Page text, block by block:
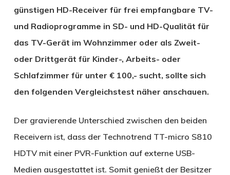
günstigen HD-Receiver für frei empfangbare TV-
und Radioprogramme in SD- und HD-Qualität für
das TV-Gerät im Wohnzimmer oder als Zweit-
oder Drittgerät für Kinder-, Arbeits- oder
Schlafzimmer für unter € 100,- sucht, sollte sich
den folgenden Vergleichstest näher anschauen.
Der gravierende Unterschied zwischen den beiden
Receivern ist, dass der Technotrend TT-micro S810
HDTV mit einer PVR-Funktion auf externe USB-
Medien ausgestattet ist. Somit genießt der Besitzer